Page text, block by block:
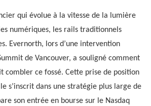
qui évolue à la vitesse de la lumière
numériques, les rails traditionnels
Evernorth, lors d’une intervention
de Vancouver, a souligné comment
combler ce fossé. Cette prise de position
s’inscrit dans une stratégie plus large de
son entrée en bourse sur le Nasdaq